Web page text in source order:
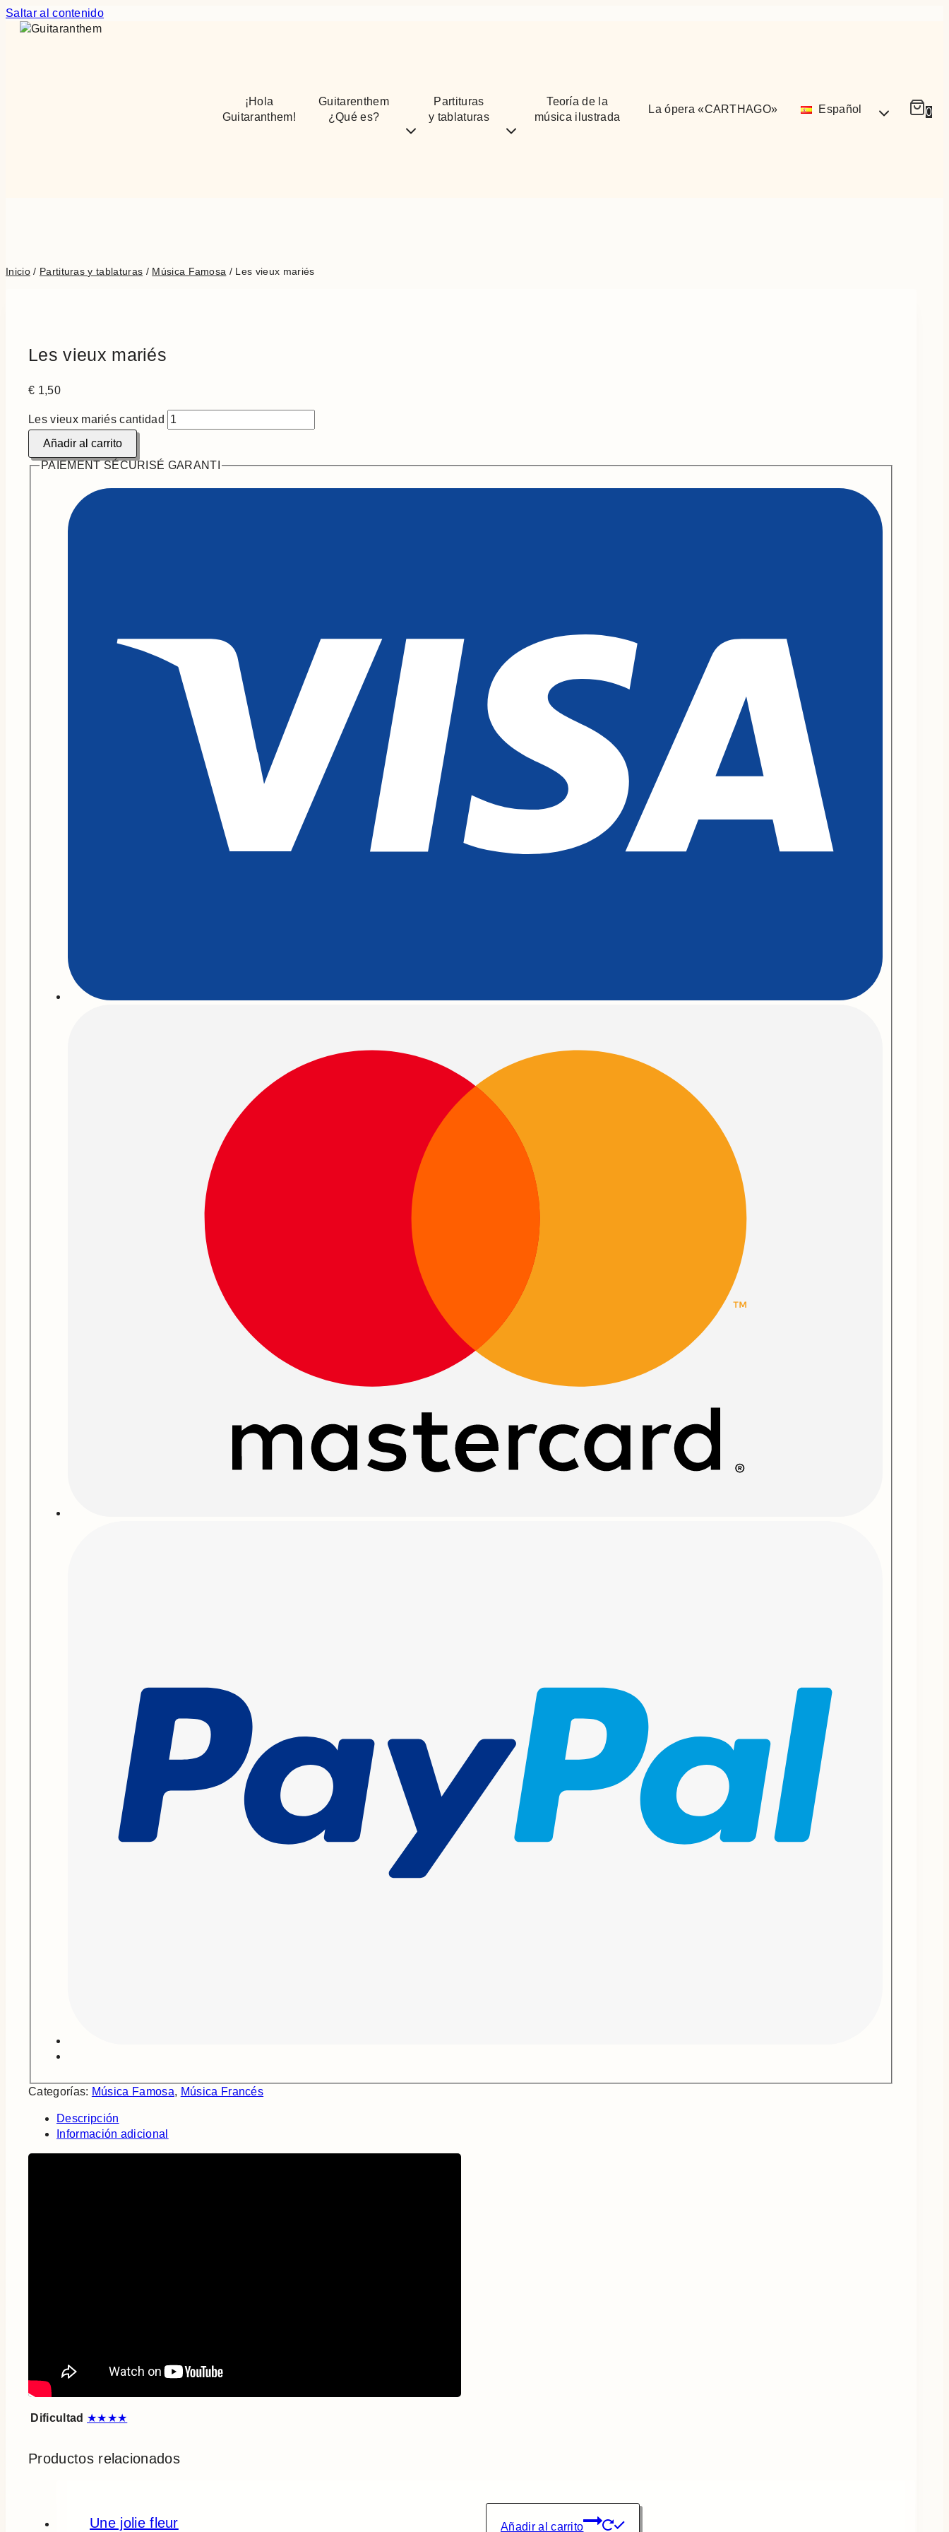
Saltar al contenido
¡Hola
Guitaranthem!
Guitarenthem
¿Qué es?
Partituras
y tablaturas
Teoría de la
música ilustrada
La ópera «CARTHAGO» Español 0
Inicio / Partituras y tablaturas / Música Famosa / Les vieux mariés
Les vieux mariés
€ 1,50
Les vieux mariés cantidad
Añadir al carrito
PAIEMENT SÉCURISÉ GARANTI
Categorías: Música Famosa, Música Francés
Descripción
Información adicional
Dificultad ★★★★
Productos relacionados
Une jolie fleur Añadir al carrito